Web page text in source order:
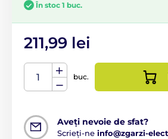
În stoc 1 buc.
211,99 lei
buc.
Aveți nevoie de sfat?
Scrieți-ne info@zgarzi-